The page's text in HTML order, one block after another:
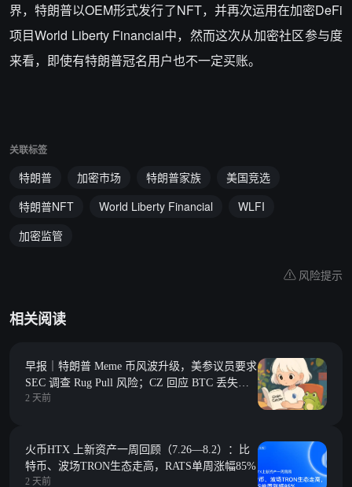
界，特朗普以OEM形式发行了NFT，并再次运用在加密DeFi
项目World Liberty Financial中，然而这次从加密社区参与度
来看，即使有特朗普冠名用户也不一定买账。
关联标签
特朗普 加密市场 特朗普家族
美国竞选
特朗普NFT
World Liberty Financial
WLFI
加密监管
风险提示
相关阅读
早报｜特朗普 Meme 币风波升级，美参议员要求
SEC 调查 Rug Pull 风险；CZ 回应 BTC 丢失数
据，若数据准确，加密货币存放在交易所比自行
2 天前
火币HTX 上新资产一周回顾（7.26—8.2）：比
特币、波场TRON生态走高，RATS单周涨幅85%
2 天前